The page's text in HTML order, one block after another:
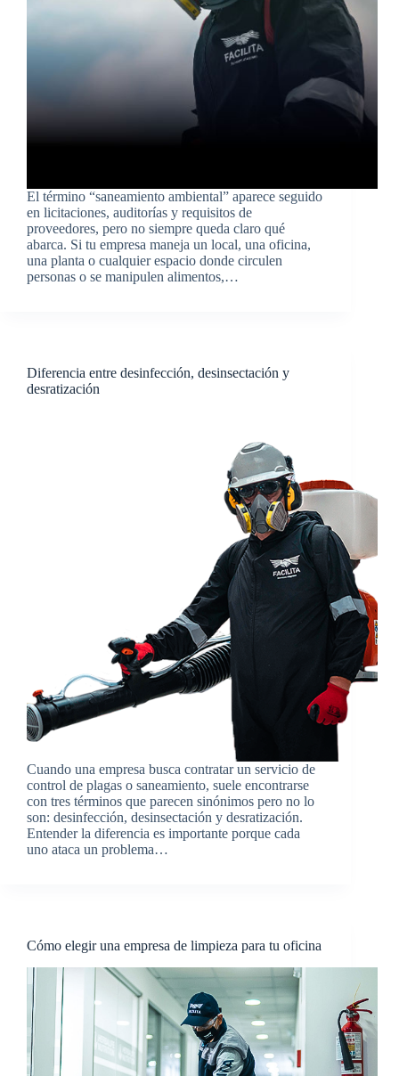
El término “saneamiento ambiental” aparece seguido
en licitaciones, auditorías y requisitos de
proveedores, pero no siempre queda claro qué
abarca. Si tu empresa maneja un local, una oficina,
una planta o cualquier espacio donde circulen
personas o se manipulen alimentos,…
Diferencia entre desinfección, desinsectación y
desratización
Cuando una empresa busca contratar un servicio de
control de plagas o saneamiento, suele encontrarse
con tres términos que parecen sinónimos pero no lo
son: desinfección, desinsectación y desratización.
Entender la diferencia es importante porque cada
uno ataca un problema…
Cómo elegir una empresa de limpieza para tu oficina